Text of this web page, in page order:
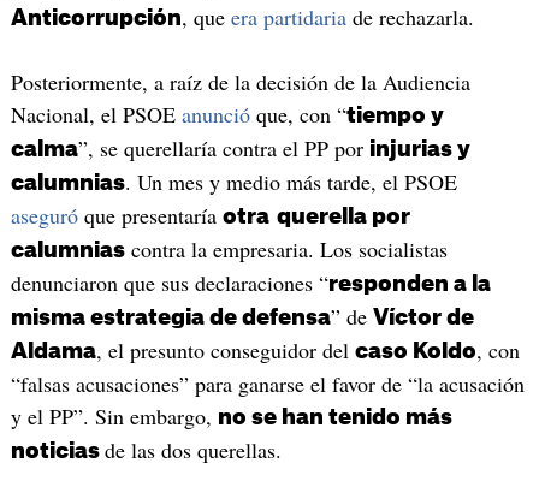
Anticorrupción, que era partidariade rechazarla.
Posteriormente, a raíz de la decisión de la Audiencia
Nacional, el PSOE anuncióque, con “tiempo y
calma”, se querellaría contra el PP por injurias y
calumnias. Un mes y medio más tarde, el PSOE
aseguróque presentaría otra querella por
calumniascontra la empresaria. Los socialistas
denunciaron que sus declaraciones “responden a la
misma estrategia de defensa” de Víctor de
Aldama, el presunto conseguidor del caso Koldo, con
“falsas acusaciones” para ganarse el favor de “la acusación
y el PP”. Sin embargo, no se han tenido más
noticias de las dos querellas.